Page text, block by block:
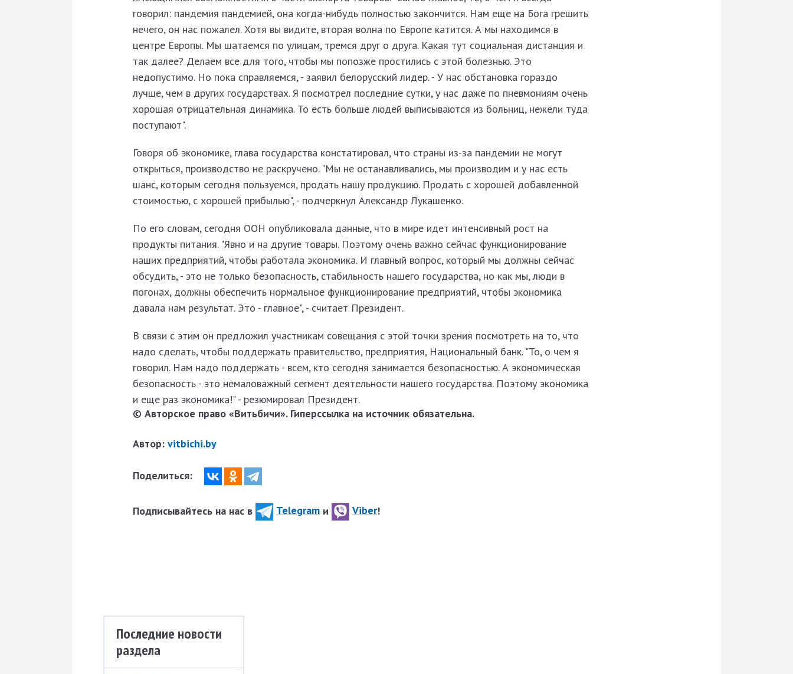
говорил: пандемия пандемией, она когда-нибудь полностью закончится. Нам еще на Бога грешить
нечего, он нас пожалел. Хотя вы видите, вторая волна по Европе катится. А мы находимся в
центре Европы. Мы шатаемся по улицам, тремся друг о друга. Какая тут социальная дистанция и
так далее? Делаем все для того, чтобы мы попозже простились с этой болезнью. Это
недопустимо. Но пока справляемся, - заявил белорусский лидер. - У нас обстановка гораздо
лучше, чем в других государствах. Я посмотрел последние сутки, у нас даже по пневмониям очень
хорошая отрицательная динамика. То есть больше людей выписываются из больниц, нежели туда
поступают".
Говоря об экономике, глава государства констатировал, что страны из-за пандемии не могут
открыться, производство не раскручено. "Мы не останавливались, мы производим и у нас есть
шанс, которым сегодня пользуемся, продать нашу продукцию. Продать с хорошей добавленной
стоимостью, с хорошей прибылью", - подчеркнул Александр Лукашенко.
По его словам, сегодня ООН опубликовала данные, что в мире идет интенсивный рост на
продукты питания. "Явно и на другие товары. Поэтому очень важно сейчас функционирование
наших предприятий, чтобы работала экономика. И главный вопрос, который мы должны сейчас
обсудить, - это не только безопасность, стабильность нашего государства, но как мы, люди в
погонах, должны обеспечить нормальное функционирование предприятий, чтобы экономика
давала нам результат. Это - главное", - считает Президент.
В связи с этим он предложил участникам совещания с этой точки зрения посмотреть на то, что
надо сделать, чтобы поддержать правительство, предприятия, Национальный банк. "То, о чем я
говорил. Нам надо поддержать - всем, кто сегодня занимается безопасностью. А экономическая
безопасность - это немаловажный сегмент деятельности нашего государства. Поэтому экономика
и еще раз экономика!" - резюмировал Президент.
© Авторское право «Витьбичи». Гиперссылка на источник обязательна.
Автор: vitbichi.by
Поделиться:
Подписывайтесь на нас в Telegram и Viber!
Последние новости
раздела